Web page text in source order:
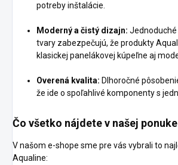
potreby inštalácie.
Moderný a čistý dizajn:
tvary zabezpečujú, že produkty
klasickej panelákovej kúpeľne aj
Overená kvalita: Dlhoročné
že ide o spoľahlivé komponenty s
Čo všetko nájdete v našej
V našom e-shope sme pre vás vybrali to
Aqualine: